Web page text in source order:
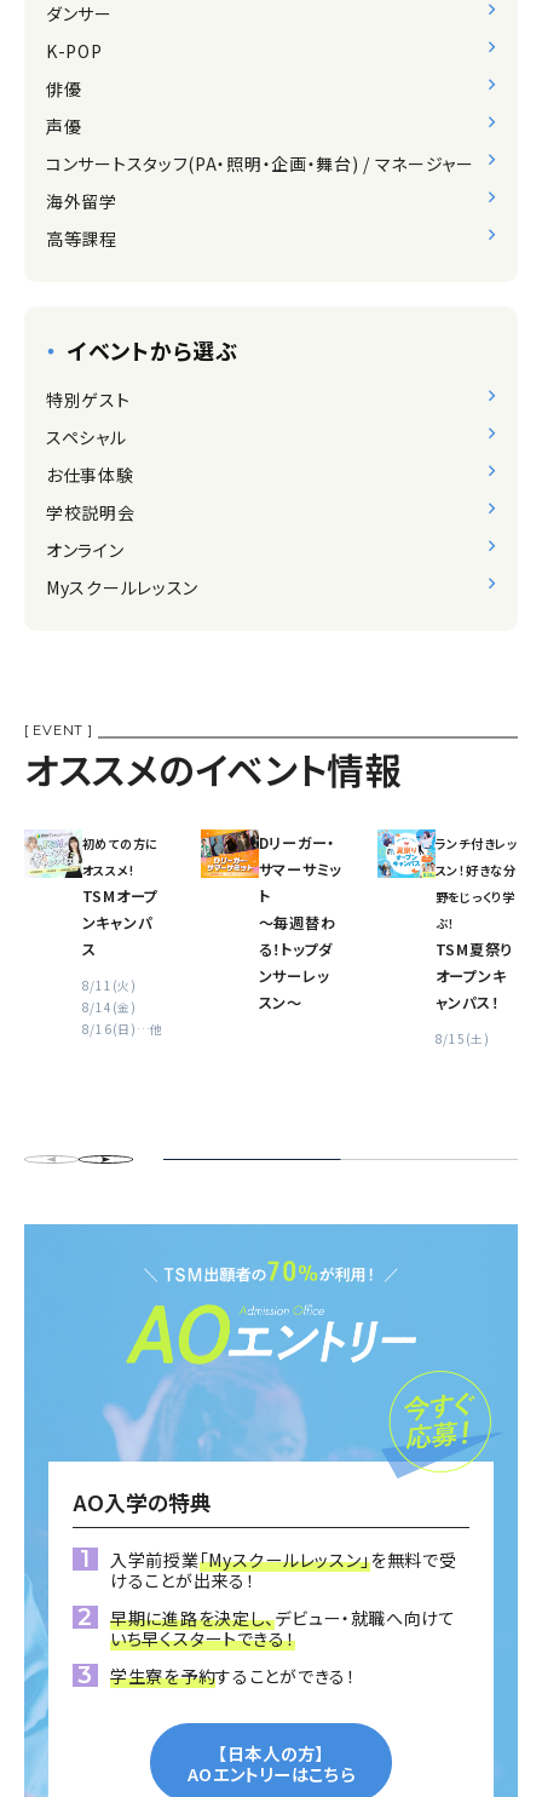
ダンサー
K-POP
俳優
声優
コンサートスタッフ(PA・照明・企画・舞台) / マネージャー
海外留学
高等課程
イベントから選ぶ
特別ゲスト
スペシャル
お仕事体験
学校説明会
オンライン
Myスクールレッスン
[ EVENT ]
オススメのイベント情報
初めての方に
オススメ!
TSMオープ
ンキャンパ
ス
8/11(火)
8/14(金)
8/16(日) …他
Dリーガー・
サマーサミッ
ト
〜毎週替わ
る！トップダ
ンサーレッ
スン〜
ランチ付きレッ
スン！好きな分
野をじっくり学
ぶ！
TSM夏祭り
オープンキ
ャンパス！
8/15(土)
AO入学の特典
入学前授業「Myスクールレッスン」を無料で受
けることが出来る！
早期に進路を決定し、デビュー・就職へ向けて
いち早くスタートできる！
学生寮を予約することができる！
【日本人の方】
AOエントリーはこちら